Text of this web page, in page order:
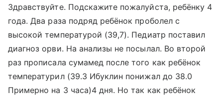
Здравствуйте. Подскажите пожалуйста, ребёнку 4
года. Два раза подряд ребёнок проболел с
высокой температурой (39,7). Педиатр поставил
диагноз орви. На анализы не посылал. Во второй
раз прописала сумамед после того как ребёнок
температурил (39.3 Ибуклин понижал до 38.0
Примерно на 3 часа)4 дня. Но так как ребёнок